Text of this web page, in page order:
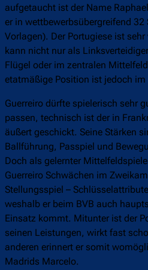
aufgetaucht ist der Name
er in wettbewerbsübergreifend 32
Vorlagen). Der Portugiese ist
kann nicht nur als
Flügel oder im zentralen
etatmäßige Position ist jedoch
Guerreiro dürfte spielerisch sehr
passen, technisch ist der in
äußert geschickt. Seine Stärken
Ballführung, Passpiel und
Doch als gelernter
Guerreiro Schwächen im
Stellungsspiel –
weshalb er beim BVB auch
Einsatz kommt. Mitunter ist der
seinen Leistungen, wirkt fast
anderen erinnert er somit
Madrids Marcelo.